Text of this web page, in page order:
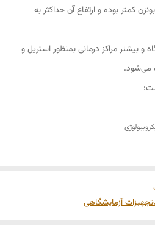
کمتر بوده و ارتفاع آن حداکثر به
و بیشتر مراکز درمانی بمنظور استریل و
می‌شود.
تجهیزات آزمایشگاهی